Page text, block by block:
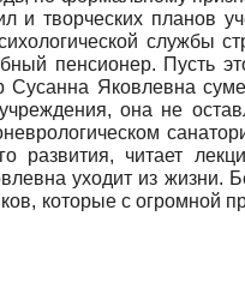
и творческих
службы
пенсионер. Пусть
Сусанна Яковлевна
она не
развития, читает
уходит из жизни.
которые с огромной